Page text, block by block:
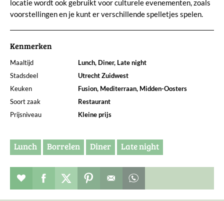
locatie wordt ook gebruikt voor culturele evenementen, zoals
voorstellingen en je kunt er verschillende spelletjes spelen.
Kenmerken
Maaltijd
Lunch, Diner, Late night
Stadsdeel
Utrecht Zuidwest
Keuken
Fusion, Mediterraan, Midden-Oosters
Soort zaak
Restaurant
Prijsniveau
Kleine prijs
Lunch Borrelen Diner Late night
Restaurant toevoegen aan favorieten
Deel dit op facebook
Deel dit op twitter
Deel dit op pinterest